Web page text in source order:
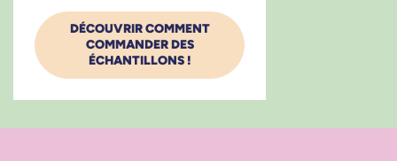
DÉCOUVRIR COMMENT
COMMANDER DES
ÉCHANTILLONS !